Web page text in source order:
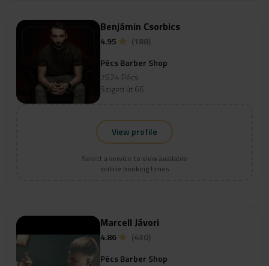
View profile
Select a service to view available
online booking times
Benjámin Csorbics
4.95
(188)
Pécs Barber Shop
7624 Pécs
Szigeti út 66.
Marcell Jávori
4.86
(430)
Pécs Barber Shop